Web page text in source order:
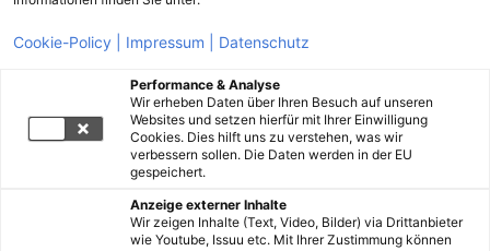
Cookie-Policy | Impressum | Datenschutz
Performance & Analyse
Wir erheben Daten über Ihren Besuch auf unseren
Websites und setzen hierfür mit Ihrer Einwilligung
Cookies. Dies hilft uns zu verstehen, was wir
verbessern sollen. Die Daten werden in der EU
gespeichert.
Anzeige externer Inhalte
Wir zeigen Inhalte (Text, Video, Bilder) via Drittanbieter
wie Youtube, Issuu etc. Mit Ihrer Zustimmung können